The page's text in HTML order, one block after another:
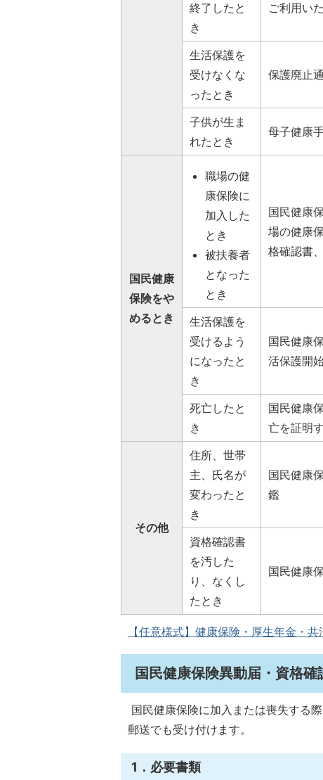
終了したと
き
ご利用い
生活保護を
受けなくな
ったとき
保護廃止
子供が生ま
れたとき
母子健康
国民健康
保険をや
めるとき
職場の健
康保険に
加入した
とき
被扶養者
となった
とき
国民健康
場の健康
格確認書
生活保護を
受けるよう
になったと
き
国民健康
活保護開
死亡したと
き
国民健康
亡を証明
その他
住所、世帯
主、氏名が
変わったと
き
国民健康
鑑
資格確認書
を汚した
り、なくし
たとき
国民健康
【任意様式】健康保険・厚生年金・
国民健康保険異動届・資格
国民健康保険に加入または喪失する
郵送でも受け付けます。
1．必要書類